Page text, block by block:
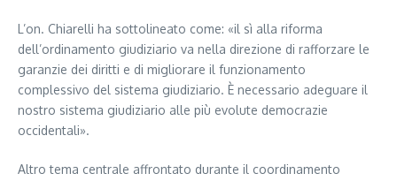
L’on. Chiarelli ha sottolineato come: «il sì alla riforma
dell’ordinamento giudiziario va nella direzione di rafforzare le
garanzie dei diritti e di migliorare il funzionamento
complessivo del sistema giudiziario. È necessario adeguare il
nostro sistema giudiziario alle più evolute democrazie
occidentali».
Altro tema centrale affrontato durante il coordinamento